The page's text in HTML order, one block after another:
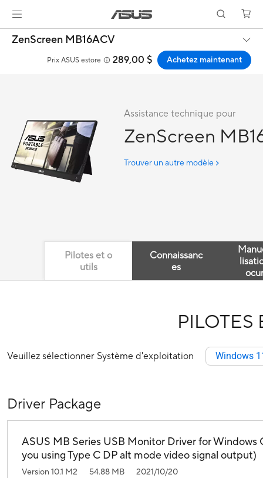
ZenScreen MB16ACV
Prix ASUS estore 289,00 $ Achetez maintenant
Assistance technique pour
ZenScreen
Trouver un autre modèle
Pilotes et o
utils
Connaissanc
es
PILOTES
Veuillez sélectionner Système d'exploitation Windows
Driver Package
ASUS MB Series USB Monitor Driver for Windows
you using Type C DP alt mode video signal output)
Version 10.1 M2 54.88 MB 2021/10/20